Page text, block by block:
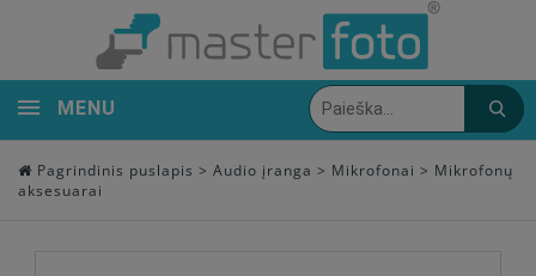
MENU
Pagrindinis puslapis > Audio įranga > Mikrofonai > Mikrofonų
aksesuarai